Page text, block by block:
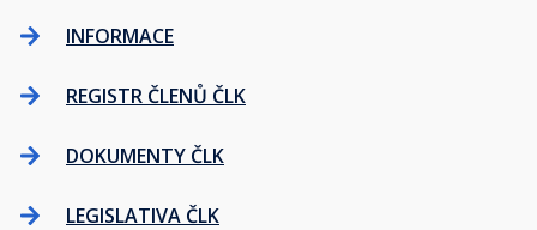
INFORMACE
REGISTR ČLENŮ ČLK
DOKUMENTY ČLK
LEGISLATIVA ČLK